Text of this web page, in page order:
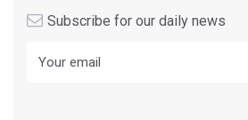
Subscribe for our daily news